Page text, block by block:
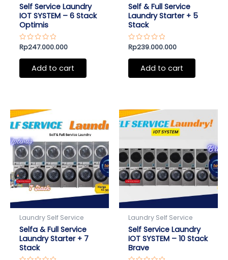
Self Service Laundry
IOT SYSTEM – 6 Stack
Optimis
Rated
0
out
Rp247.000.000
Add to cart
Self & Full Service
Laundry Starter + 5
Stack
Rated
0
out
Rp239.000.000
Add to cart
Laundry Self Service
Selfa & Full Service
Laundry Starter + 7
Stack
Laundry Self Service
Self Service Laundry
IOT SYSTEM – 10 Stack
Brave